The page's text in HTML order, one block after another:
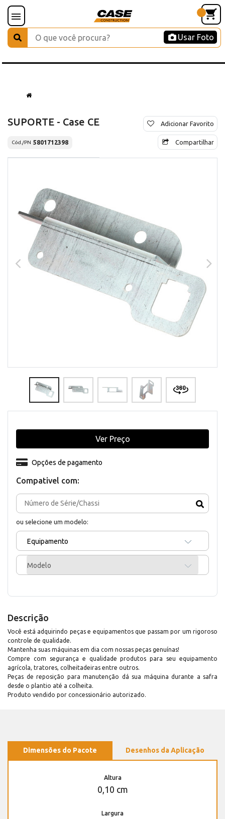
Usar Foto
SUPORTE - Case CE
Cód./PN 5801712398
Adicionar Favorito
Compartilhar
Compativel com:
ou selecione um modelo:
Equipamento
Modelo
Opções de pagamento
Ver Preço
Descrição
Você está adquirindo peças e equipamentos que passam por um rigoroso
controle de qualidade.
Mantenha suas máquinas em dia com nossas peças genuínas!
Compre com segurança e qualidade produtos para seu equipamento
agrícola, tratores, colheitadeiras entre outros.
Peças de reposição para manutenção dá sua máquina durante a safra
desde o plantio até a colheita.
Produto vendido por concessionário autorizado.
Dimensões do Pacote Desenhos da Aplicação
Altura
0,10 cm
Largura